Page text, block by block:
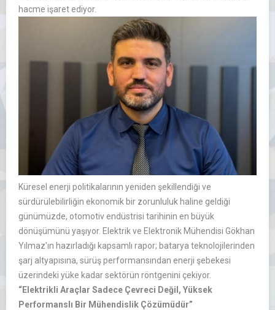
hacme işaret ediyor.
Küresel enerji politikalarının yeniden şekillendiği ve
sürdürülebilirliğin ekonomik bir zorunluluk haline geldiği
günümüzde, otomotiv endüstrisi tarihinin en büyük
dönüşümünü yaşıyor. Elektrik ve Elektronik Mühendisi Gökhan
Yılmaz’ın hazırladığı kapsamlı rapor; batarya teknolojilerinden
şarj altyapısına, sürüş performansından enerji şebekesi
üzerindeki yüke kadar sektörün röntgenini çekiyor.
“Elektrikli Araçlar Sadece Çevreci Değil, Yüksek
Performanslı Bir Mühendislik Çözümüdür”